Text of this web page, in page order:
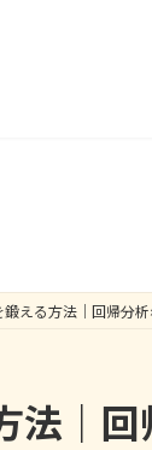
える方法｜回帰分
法｜